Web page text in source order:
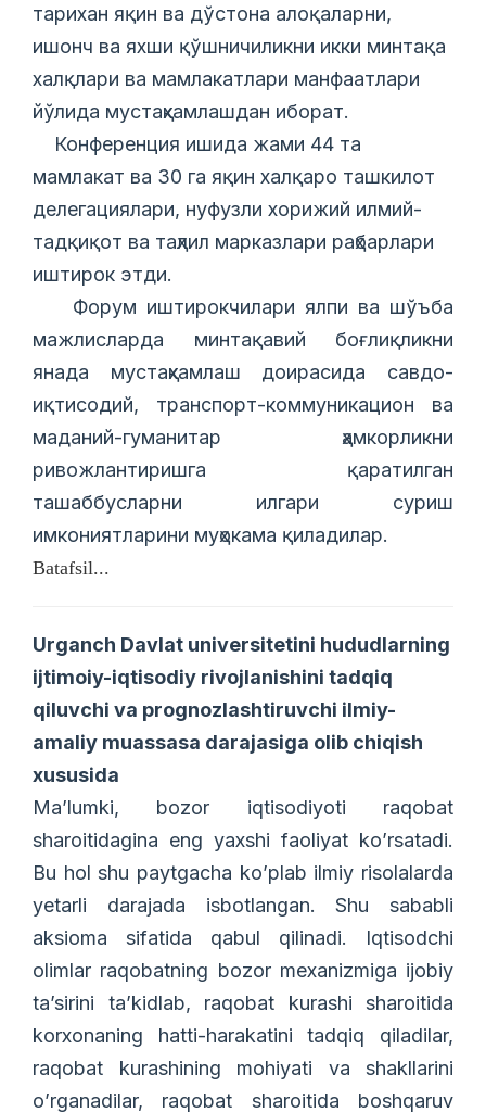
тарихан яқин ва дўстона алоқаларни,
ишонч ва яхши қўшничиликни икки минтақа
халқлари ва мамлакатлари манфаатлари
йўлида мустаҳкамлашдан иборат.
Конференция ишида жами 44 та
мамлакат ва 30 га яқин халқаро ташкилот
делегациялари, нуфузли хорижий илмий-
тадқиқот ва таҳлил марказлари раҳбарлари
иштирок этди.
Форум иштирокчилари ялпи ва шўъба
мажлисларда минтақавий боғлиқликни
янада мустаҳкамлаш доирасида савдо-
иқтисодий, транспорт-коммуникацион ва
маданий-гуманитар ҳамкорликни
ривожлантиришга қаратилган
ташаббусларни илгари суриш
имкониятларини муҳокама қиладилар.
Batafsil...
Urganch Davlat universitetini hududlarning
ijtimoiy-iqtisodiy rivojlanishini tadqiq
qiluvchi va prognozlashtiruvchi ilmiy-
amaliy muassasa darajasiga olib chiqish
xususida
Ma’lumki, bozor iqtisodiyoti raqobat
sharoitidagina eng yaxshi faoliyat ko’rsatadi.
Bu hol shu paytgacha ko’plab ilmiy risolalarda
yetarli darajada isbotlangan. Shu sababli
aksioma sifatida qabul qilinadi. Iqtisodchi
olimlar raqobatning bozor mexanizmiga ijobiy
ta’sirini ta’kidlab, raqobat kurashi sharoitida
korxonaning hatti-harakatini tadqiq qiladilar,
raqobat kurashining mohiyati va shakllarini
o’rganadilar, raqobat sharoitida boshqaruv